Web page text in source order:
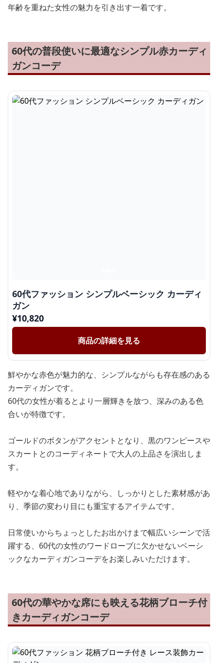
年齢を重ねた女性の魅力を引き出す一着です。
60代の普段使いに最適なシンプル赤カーディ
ガンコーデ
60代ファッション シンプルベーシック カーディ
ガン
¥10,820
商品の詳細を見る
鮮やかな赤色が魅力的な、シンプルながらも存在感のある
カーディガンです。
60代の女性が着るとより一層輝きを放つ、深みのある色
合いが特徴です。
ゴールドのボタンがアクセントとなり、黒のワンピースや
スカートとのコーディネートで大人の上品さを演出しま
す。
軽やかな着心地でありながら、しっかりとした素材感があ
り、季節の変わり目にも重宝するアイテムです。
日常使いからちょっとしたお出かけまで幅広いシーンで活
躍する、60代の女性のワードローブに欠かせないベーシ
ックなカーディガンコーデをお楽しみいただけます。
60代の華やかな席にも映える花柄ブローチ付
きカーディガンコーデ